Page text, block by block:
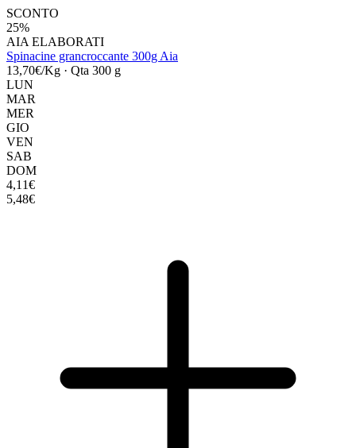
SCONTO
25%
AIA ELABORATI
Spinacine grancroccante 300g Aia
13,70€/Kg · Qta 300 g
LUN
MAR
MER
GIO
VEN
SAB
DOM
4,11€
5,48€